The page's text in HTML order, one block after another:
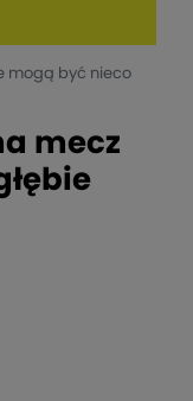
mogą być nieco
mecz